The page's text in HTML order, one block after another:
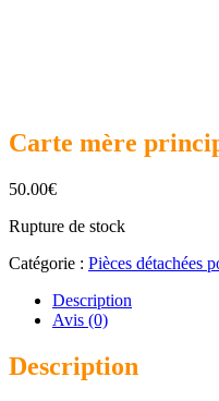
Carte mère
50.00€
Rupture de stock
Catégorie : Pièces détachées
Description
Avis (0)
Description